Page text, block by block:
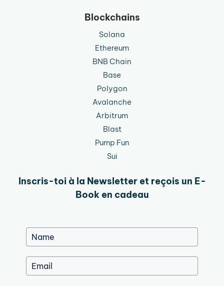
Blockchains
Solana
Ethereum
BNB Chain
Base
Polygon
Avalanche
Arbitrum
Blast
Pump Fun
Sui
Inscris-toi à la Newsletter et reçois un E-
Book en cadeau